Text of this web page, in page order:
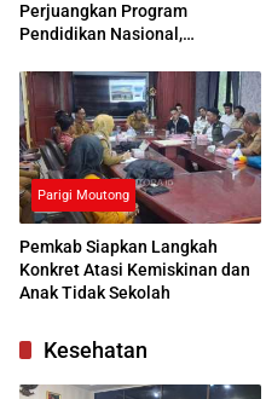
Perjuangkan Program
Pendidikan Nasional,
Respons Positif
Parigi Moutong
Pemkab Siapkan Langkah
Konkret Atasi Kemiskinan dan
Anak Tidak Sekolah
Kesehatan